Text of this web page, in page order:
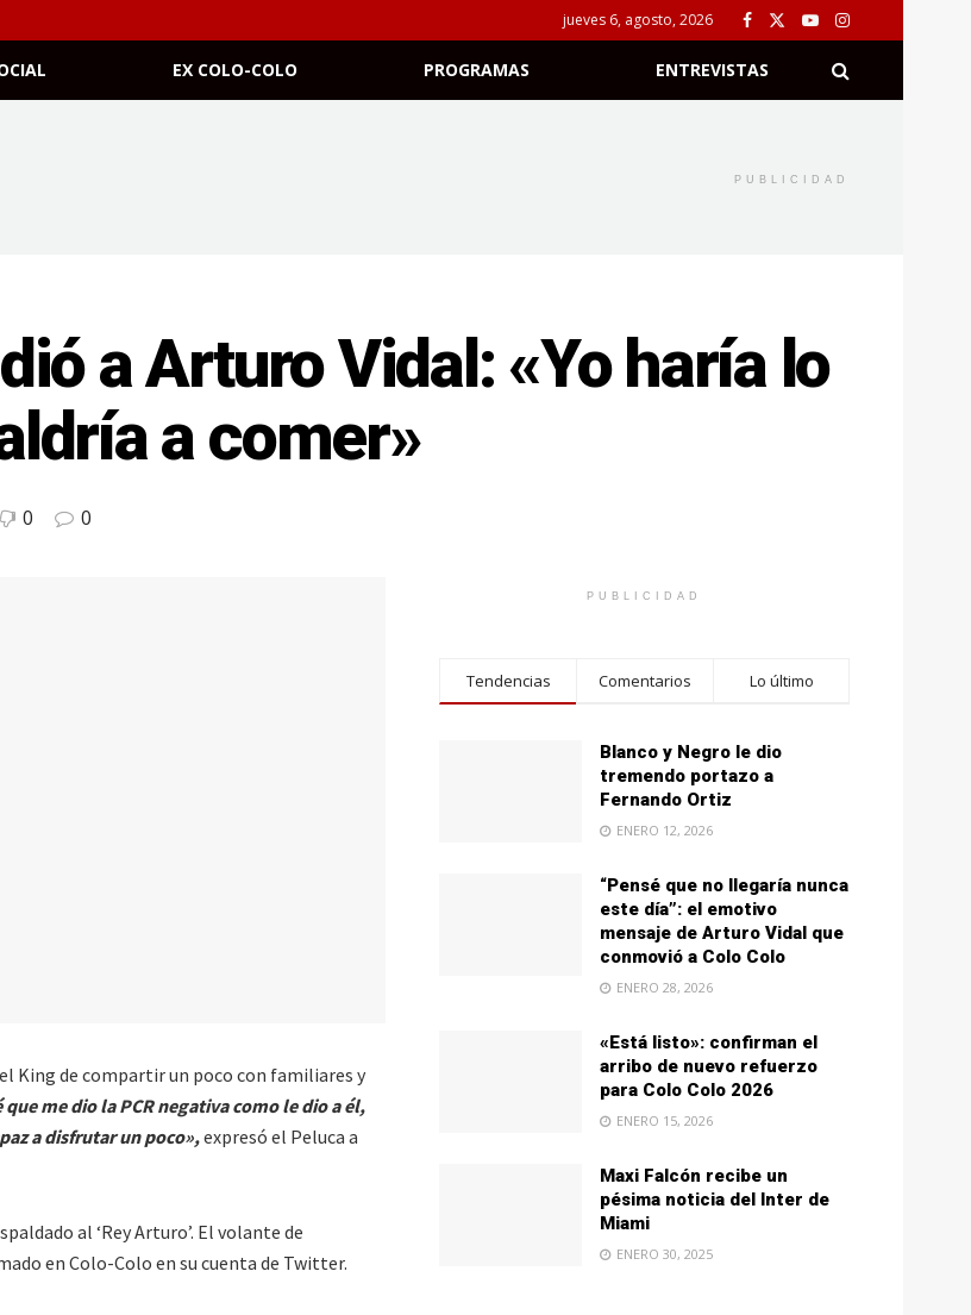
jueves 6, agosto, 2026
EX COLO-COLO PROGRAMAS ENTREVISTAS
PUBLICIDAD
a Arturo Vidal: «Yo haría lo
a comer»
0 0
King de compartir un poco con familiares y
me dio la PCR negativa como le dio a él,
a disfrutar un poco»,expresó el Peluca a
al ‘Rey Arturo’. El volante de
en Colo-Colo en su cuenta de Twitter.
PUBLICIDAD
Tendencias Comentarios Lo último
Blanco y Negro le dio
tremendo portazo a
Fernando Ortiz
ENERO 12, 2026
“Pensé que no llegaría nunca
este día”: el emotivo
mensaje de Arturo Vidal que
conmovió a Colo Colo
ENERO 28, 2026
«Está listo»: confirman el
arribo de nuevo refuerzo
para Colo Colo 2026
ENERO 15, 2026
Maxi Falcón recibe un
pésima noticia del Inter de
Miami
ENERO 30, 2025